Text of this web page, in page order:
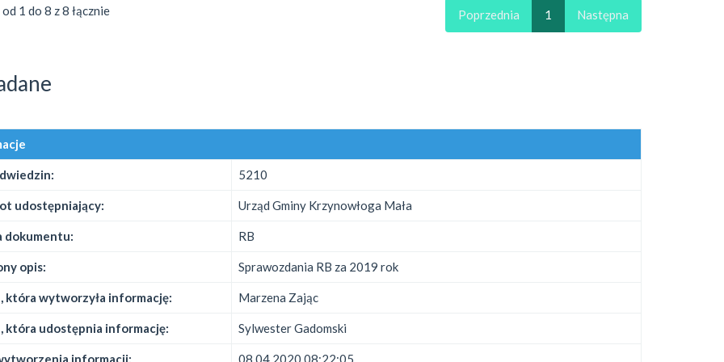
1 do 8 z 8 łącznie Poprzednia 1 Następna
5210
udostępniający: Urząd Gminy Krzynowłoga Mała
dokumentu: RB
opis: Sprawozdania RB za 2019 rok
która wytworzyła informację: Marzena Zając
która udostępnia informację: Sylwester Gadomski
informacji: 08.04.2020 08:22:05